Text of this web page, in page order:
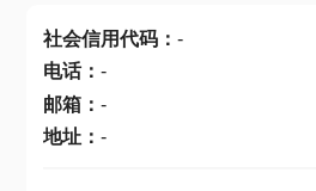
社会信用代码： -
电话： -
邮箱： -
地址： -